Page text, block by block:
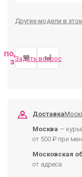
Другие модели в
ПОДОБРАТЬ
ЗАМЕНУ
Задать вопрос
Доставка
Москва —
от 500 ₽ при
Московская
от адреса